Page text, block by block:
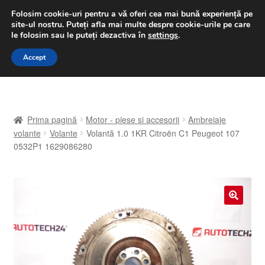
LIVRARE de la 33 lei
luni-vineri 9 a.m. - 4 p.m.031 229 6816
Sari
Sari
A lua legatura
Despre noi
Finalizare comandă
Prima pagină Motor - piese si accesorii
Ambreiaje
volante
Volante
Volantă 1.0 1KR Citroën C1 Peugeot 107
0532P1 1629086280
Folosim cookie-uri pentru a vă oferi cea mai bună experiență pe
site-ul nostru. Puteți afla mai multe despre cookie-urile pe care
le folosim sau le puteți dezactiva în settings.
Accept